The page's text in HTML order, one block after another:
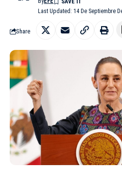
Last Updated: 14 De Septiembre
Share